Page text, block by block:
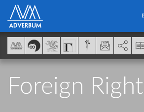
Foreign
(
Panel de gestión de cookies